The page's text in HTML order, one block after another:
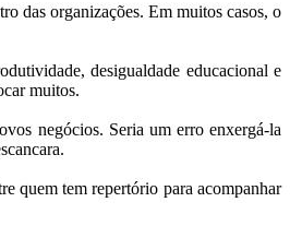
das organizações. Em muitos casos, o
desigualdade educacional e
muitos.
negócios. Seria um erro enxergá-la
quem tem repertório para acompanhar